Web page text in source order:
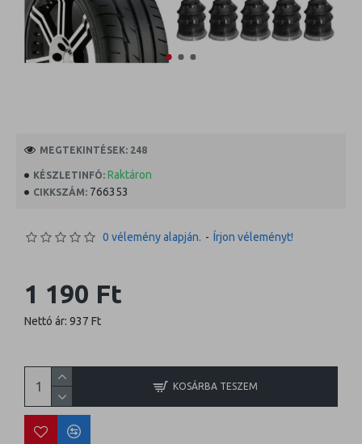
KÉSZLETINFÓ: Raktáron
CIKKSZÁM: 766353
MEGTEKINTÉSEK: 248
0 vélemény alapján. - Írjon véleményt!
1 190 Ft
Nettó ár: 937 Ft
KOSÁRBA TESZEM